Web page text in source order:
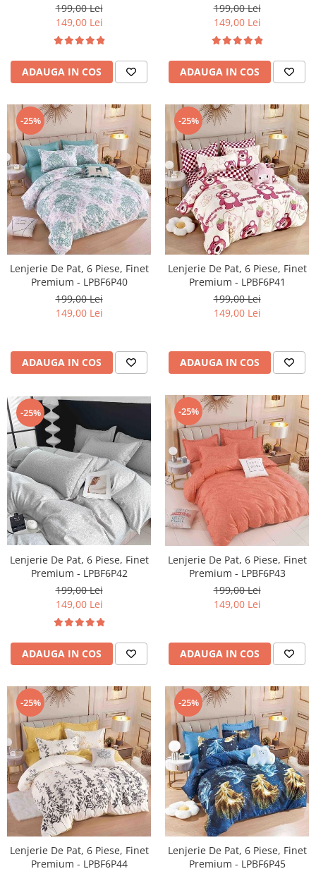
199,00 Lei
149,00 Lei
ADAUGA IN COS
199,00 Lei
149,00 Lei
ADAUGA IN COS
-25%
Lenjerie De Pat, 6 Piese, Finet
Premium - LPBF6P40
199,00 Lei
149,00 Lei
ADAUGA IN COS
-25%
Lenjerie De Pat, 6 Piese, Finet
Premium - LPBF6P41
199,00 Lei
149,00 Lei
ADAUGA IN COS
-25%
Lenjerie De Pat, 6 Piese, Finet
Premium - LPBF6P42
199,00 Lei
149,00 Lei
ADAUGA IN COS
-25%
Lenjerie De Pat, 6 Piese, Finet
Premium - LPBF6P43
199,00 Lei
149,00 Lei
ADAUGA IN COS
-25%
Lenjerie De Pat, 6 Piese, Finet
Premium - LPBF6P44
-25%
Lenjerie De Pat, 6 Piese, Finet
Premium - LPBF6P45